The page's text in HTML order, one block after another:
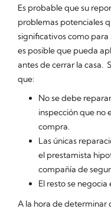
Es probable que su
problemas potenciales
significativos como para
es posible que pueda
antes de cerrar la casa.
que:
No se debe
inspección que no
compra.
Las únicas
el prestamista
compañía de
El resto se
A la hora de determinar